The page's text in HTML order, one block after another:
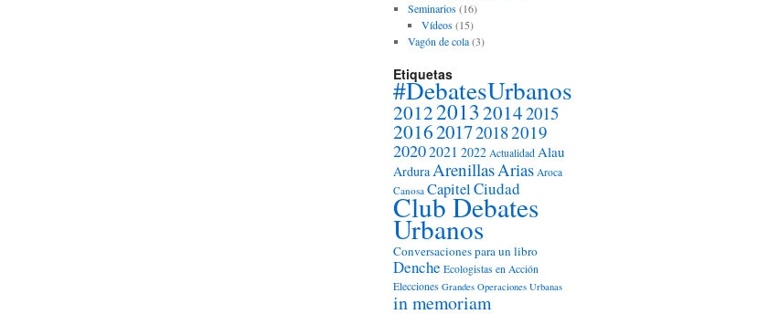
Seminarios(16)
Vídeos(15)
Vagón de cola(3)
Etiquetas
#DebatesUrbanos
2012201320142015
2016201720182019
20202021 2022 Actualidad Alau
ArduraArenillasArias Aroca
Canosa CapitelCiudad
Club Debates
Urbanos
Conversaciones para un libro
Denche Ecologistas en Acción
Elecciones Grandes Operaciones Urbanas
in memoriam